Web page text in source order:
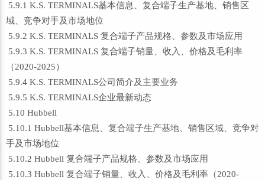
5.9.1 K.S. TERMINALS基本信息、复合端子生产基地、销售区
域、竞争对手及市场地位
5.9.2 K.S. TERMINALS 复合端子产品规格、参数及市场应用
5.9.3 K.S. TERMINALS 复合端子销量、收入、价格及毛利率
（2020-2025）
5.9.4 K.S. TERMINALS公司简介及主要业务
5.9.5 K.S. TERMINALS企业最新动态
5.10 Hubbell
5.10.1 Hubbell基本信息、复合端子生产基地、销售区域、竞争对
手及市场地位
5.10.2 Hubbell 复合端子产品规格、参数及市场应用
5.10.3 Hubbell 复合端子销量、收入、价格及毛利率（2020-